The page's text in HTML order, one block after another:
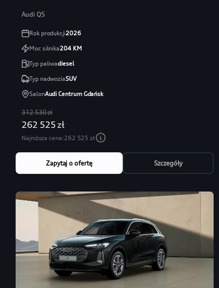
Audi Q5
Rok produkcji2026
Moc silnika204KM
Typ paliwadiesel
Typ nadwoziaSUV
SalonAudi Centrum Gdańsk
312 530 zł
262 525 zł
Najniższa cena:262 525 zł
Zapytaj o ofertę Szczegóły